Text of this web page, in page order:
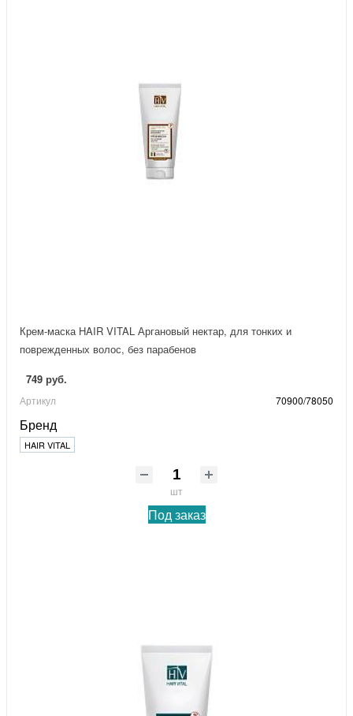
Крем-маска HAIR VITAL Аргановый нектар, для тонких и
поврежденных волос, без парабенов
749 руб.
Артикул 70900/78050
Бренд
HAIR VITAL
шт
Под заказ